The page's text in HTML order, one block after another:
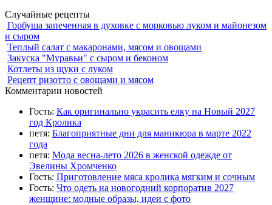
Случайные рецепты
Горбуша запеченная в духовке с морковью луком и майонезом
и сыром
Теплый салат с макаронами, мясом и овощами
Закуска "Муравьи" с сыром и беконом
Котлеты из щуки с луком
Рецепт ризотто с овощами и мясом
Комментарии новостей
Гость: Как оригинально украсить елку на Новый 2027
год Кролика
петя: Благоприятные дни для маникюра в марте 2022
года
петя: Мода весна-лето 2026 в женской одежде от
Эвелины Хромченко
Гость: Приготовление мяса кролика мягким и сочным
Гость: Что одеть на новогодний корпоратив 2027
женщине: модные образы, идеи с фото